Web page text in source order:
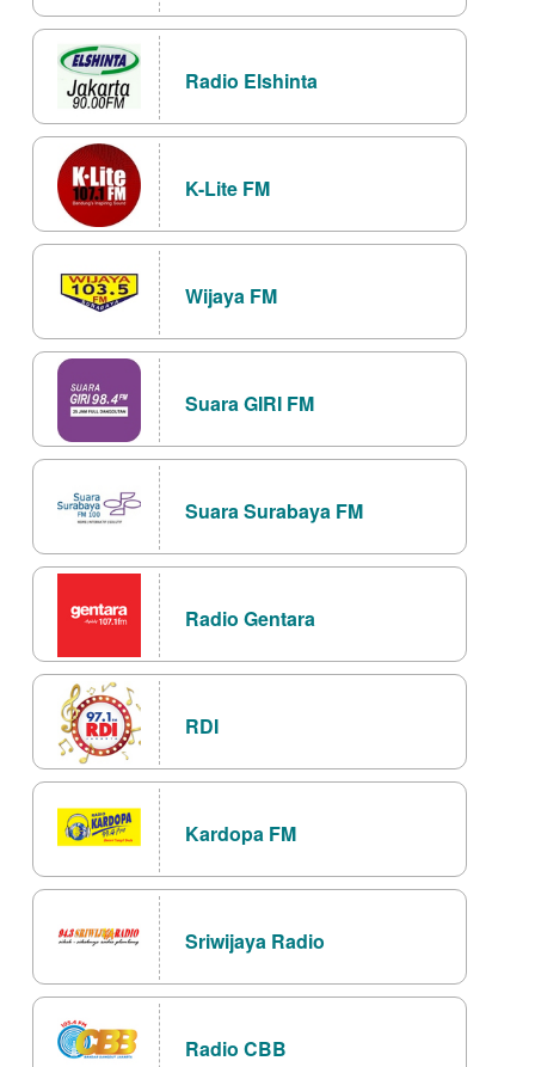
Radio Elshinta
K-Lite FM
Wijaya FM
Suara GIRI FM
Suara Surabaya FM
Radio Gentara
RDI
Kardopa FM
Sriwijaya Radio
Radio CBB